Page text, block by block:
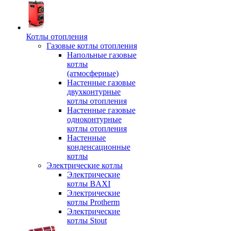
Котлы отопления
Газовые котлы отопления
Напольные газовые
котлы
(атмосферные)
Настенные газовые
двухконтурные
котлы отопления
Настенные газовые
одноконтурные
котлы отопления
Настенные
конденсационные
котлы
Электрические котлы
Электрические
котлы BAXI
Электрические
котлы Protherm
Электрические
котлы Stout